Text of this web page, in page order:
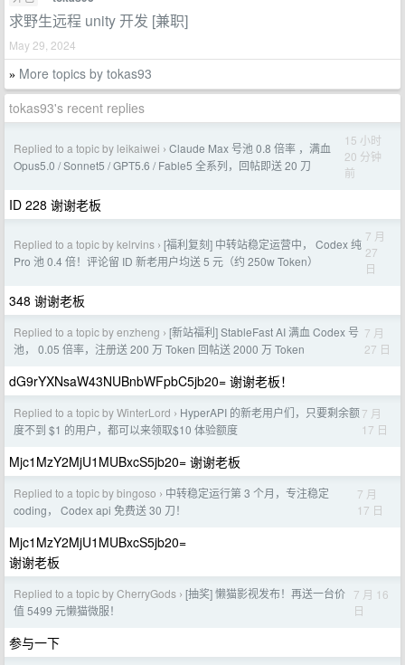
求野生远程 unity 开发 [兼职]
May 29, 2024
» More topics by tokas93
tokas93's recent replies
Replied to a topic by leikaiwei › Claude Max 号池 0.8 倍率 ，满血
Opus5.0 / Sonnet5 / GPT5.6 / Fable5 全系列，回帖即送 20 刀
15 小时
20 分钟
前
ID 228 谢谢老板
Replied to a topic by kelrvins › [福利复刻] 中转站稳定运营中， Codex 纯
Pro 池 0.4 倍！评论留 ID 新老用户均送 5 元（约 250w Token）
7 月
27
日
348 谢谢老板
Replied to a topic by enzheng › [新站福利] StableFast AI 满血 Codex 号
池， 0.05 倍率，注册送 200 万 Token 回帖送 2000 万 Token
7 月
27 日
dG9rYXNsaW43NUBnbWFpbC5jb20= 谢谢老板！
Replied to a topic by WinterLord › HyperAPI 的新老用户们，只要剩余额
度不到 $1 的用户，都可以来领取$10 体验额度
7 月
17 日
Mjc1MzY2MjU1MUBxcS5jb20= 谢谢老板
Replied to a topic by bingoso › 中转稳定运行第 3 个月，专注稳定
coding， Codex api 免费送 30 刀！
7 月
17 日
Mjc1MzY2MjU1MUBxcS5jb20=
谢谢老板
Replied to a topic by CherryGods › [抽奖] 懒猫影视发布！再送一台价
值 5499 元懒猫微服！
7 月 16
日
参与一下